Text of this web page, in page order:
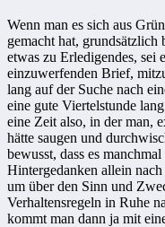
Wenn man es sich aus
gemacht hat, grundsätzlich
etwas zu Erledigendes, sei
einzuwerfenden Brief,
lang auf der Suche nach
eine gute Viertelstunde
eine Zeit also, in der man,
hätte saugen und
bewusst, dass es
Hintergedanken allein
um über den Sinn und
Verhaltensregeln in Ruhe
kommt man dann ja mit